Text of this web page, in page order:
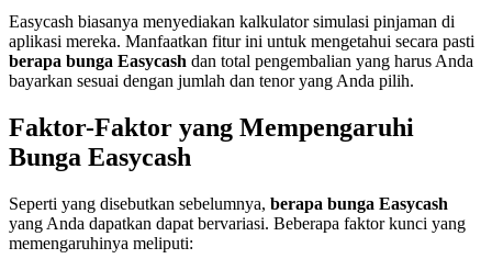
Easycash biasanya menyediakan kalkulator simulasi pinjaman di
aplikasi mereka. Manfaatkan fitur ini untuk mengetahui secara pasti
berapa bunga Easycash dan total pengembalian yang harus Anda
bayarkan sesuai dengan jumlah dan tenor yang Anda pilih.
Faktor-Faktor yang Mempengaruhi
Bunga Easycash
Seperti yang disebutkan sebelumnya, berapa bunga Easycash
yang Anda dapatkan dapat bervariasi. Beberapa faktor kunci yang
memengaruhinya meliputi: